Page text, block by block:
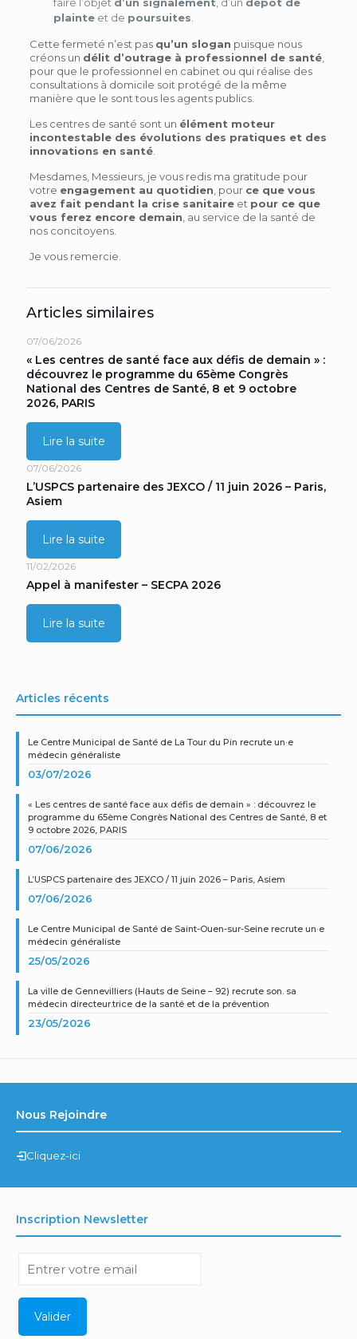
plainteet de poursuites
Cette fermeté n’est pas qu’un slogan puisque nous
créons un délit d’outrage à professionnel de santé,
pour que le professionnel en cabinet ou qui réalise des
consultations à domicile soit protégé de la même
manière que le sont tous les agents publics.
Les centres de santé sont un élément moteur
incontestable des évolutions des pratiques et des
innovations en santé.
Mesdames, Messieurs, je vous redis ma gratitude pour
votre engagement au quotidien , pour ce que vous
avez fait pendant la crise sanitaireet pour ce que
vous ferez encore demain , au service de la santé de
nos concitoyens.
Je vous remercie.
Articles similaires
07/06/2026
« Les centres de santé face aux défis de demain » :
découvrez le programme du 65ème Congrès
National des Centres de Santé, 8 et 9 octobre
2026, PARIS
Lire la suite
07/06/2026
L’USPCS partenaire des JEXCO / 11 juin 2026 – Paris,
Asiem
Lire la suite
11/02/2026
Appel à manifester – SECPA 2026
Lire la suite
Articles récents
Le Centre Municipal de Santé de La Tour du Pin recrute un·e
médecin généraliste
03/07/2026
« Les centres de santé face aux défis de demain » : découvrez le
programme du 65ème Congrès National des Centres de Santé, 8 et
9 octobre 2026, PARIS
07/06/2026
L’USPCS partenaire des JEXCO / 11 juin 2026 – Paris, Asiem
07/06/2026
Le Centre Municipal de Santé de Saint-Ouen-sur-Seine recrute un·e
médecin généraliste
25/05/2026
La ville de Gennevilliers (Hauts de Seine – 92) recrute son. sa
médecin directeur.trice de la santé et de la prévention
23/05/2026
Nous Rejoindre
Cliquez-ici
Inscription Newsletter